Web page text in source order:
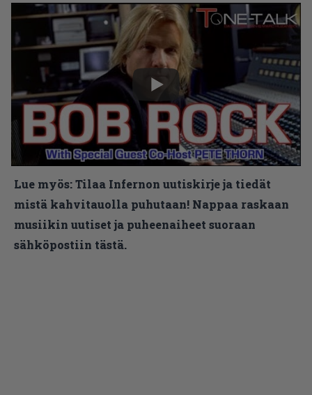
Lue myös:Tilaa Infernon uutiskirje ja tiedät
mistä kahvitauolla puhutaan! Nappaa raskaan
musiikin uutiset ja puheenaiheet suoraan
sähköpostiin tästä.